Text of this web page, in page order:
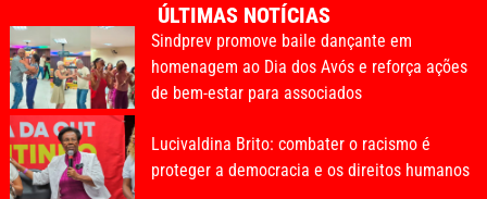
ÚLTIMAS NOTÍCIAS
Sindprev promove baile dançante em
homenagem ao Dia dos Avós e reforça ações
de bem-estar para associados
Lucivaldina Brito: combater o racismo é
proteger a democracia e os direitos humanos